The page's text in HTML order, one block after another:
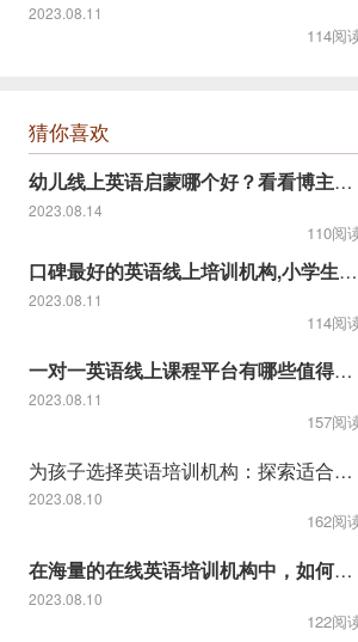
2023.08.11
114阅
猜你喜欢
幼儿线上英语启蒙哪个好？看看博主推荐的！
2023.08.14
110阅
口碑最好的英语线上培训机构,小学生英语完美提升课程
2023.08.11
114阅
一对一英语线上课程平台有哪些值得推荐
2023.08.11
157阅
为孩子选择英语培训机构：探索适合的道路
2023.08.10
162阅
在海量的在线英语培训机构中，如何为孩子选择最合适的？
2023.08.10
122阅